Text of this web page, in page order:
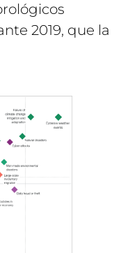
2019, que la